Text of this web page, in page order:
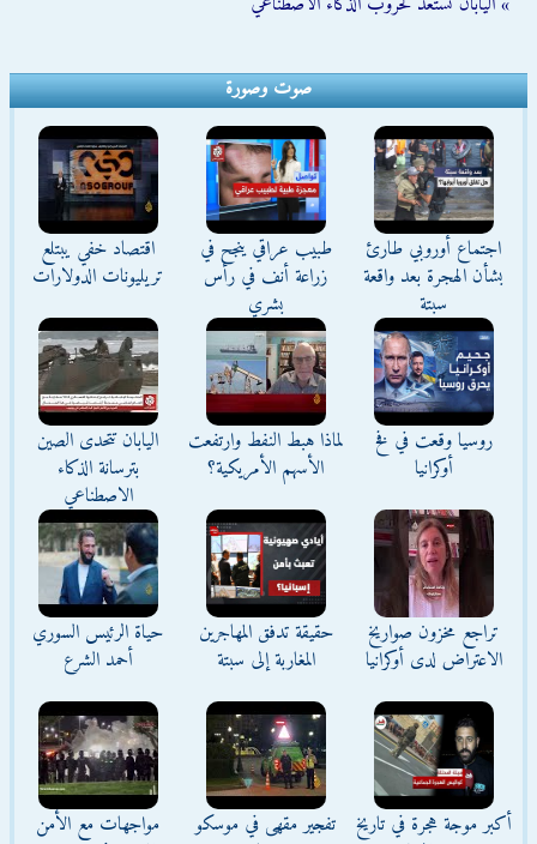
صوت وصورة
اجتماع أوروبي طارئ
بشأن الهجرة بعد واقعة
سبتة
طبيب عراقي ينجح في
زراعة أنف في رأس
بشري
اقتصاد خفي يبتلع
تريليونات الدولارات
روسيا وقعت في فخ
أوكرانيا
لماذا هبط النفط وارتفعت
الأسهم الأمريكية؟
اليابان تتحدى الصين
بترسانة الذكاء
الاصطناعي
تراجع مخزون صواريخ
الاعتراض لدى أوكرانيا
حقيقة تدفق المهاجرين
المغاربة إلى سبتة
حياة الرئيس السوري
أحمد الشرع
أكبر موجة هجرة في تاريخ
تفجير مقهى في موسكو
مواجهات مع الأمن